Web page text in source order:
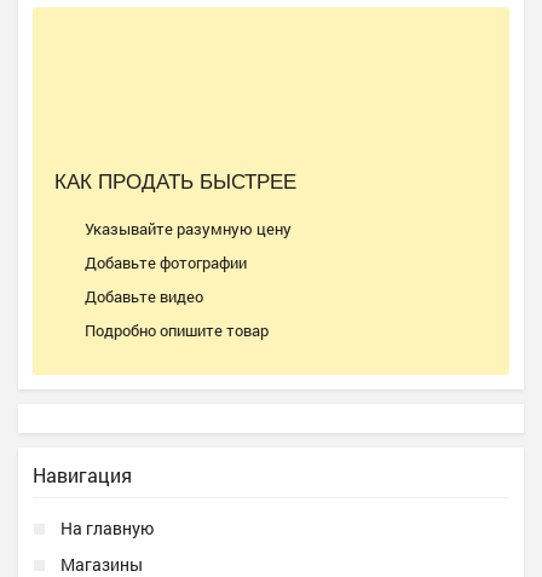
КАК ПРОДАТЬ БЫСТРЕЕ
Указывайте разумную цену
Добавьте фотографии
Добавьте видео
Подробно опишите товар
Навигация
На главную
Магазины